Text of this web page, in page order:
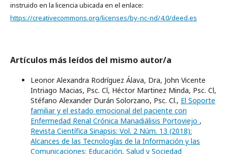
instruido en la licencia ubicada en el enlace:
https://creativecommons.org/licenses/by-nc-nd/4.0/deed.es
Artículos más leídos del mismo autor/a
Leonor Alexandra Rodríguez Álava, Dra, John Vicente
Intriago Macias, Psc. Cl, Héctor Martinez Minda, Psc. Cl,
Stéfano Alexander Durán Solorzano, Psc. Cl., El Soporte
familiar y el estado emocional del paciente con
Enfermedad Renal Crónica Manadiálisis Portoviejo ,
Revista Científica Sinapsis: Vol. 2 Núm. 13 (2018):
Alcances de las Tecnologías de la Información y las
Comunicaciones: Educación, Salud y Sociedad